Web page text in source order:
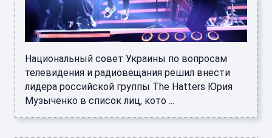
Национальный совет Украины по вопросам
телевидения и радиовещания решил внести
лидера российской группы The Hatters Юрия
Музыченко в список лиц, кото ...